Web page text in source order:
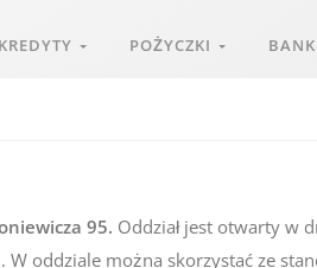
KREDYTY POŻYCZKI
95. Oddział jest otwarty w
W oddziale można skorzystać ze